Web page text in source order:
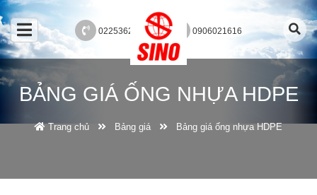
02253625689 0906021616
BẢNG GIÁ ỐNG NHỰA HDPE
Trang chủ Bảng giá Bảng giá ống nhựa HDPE